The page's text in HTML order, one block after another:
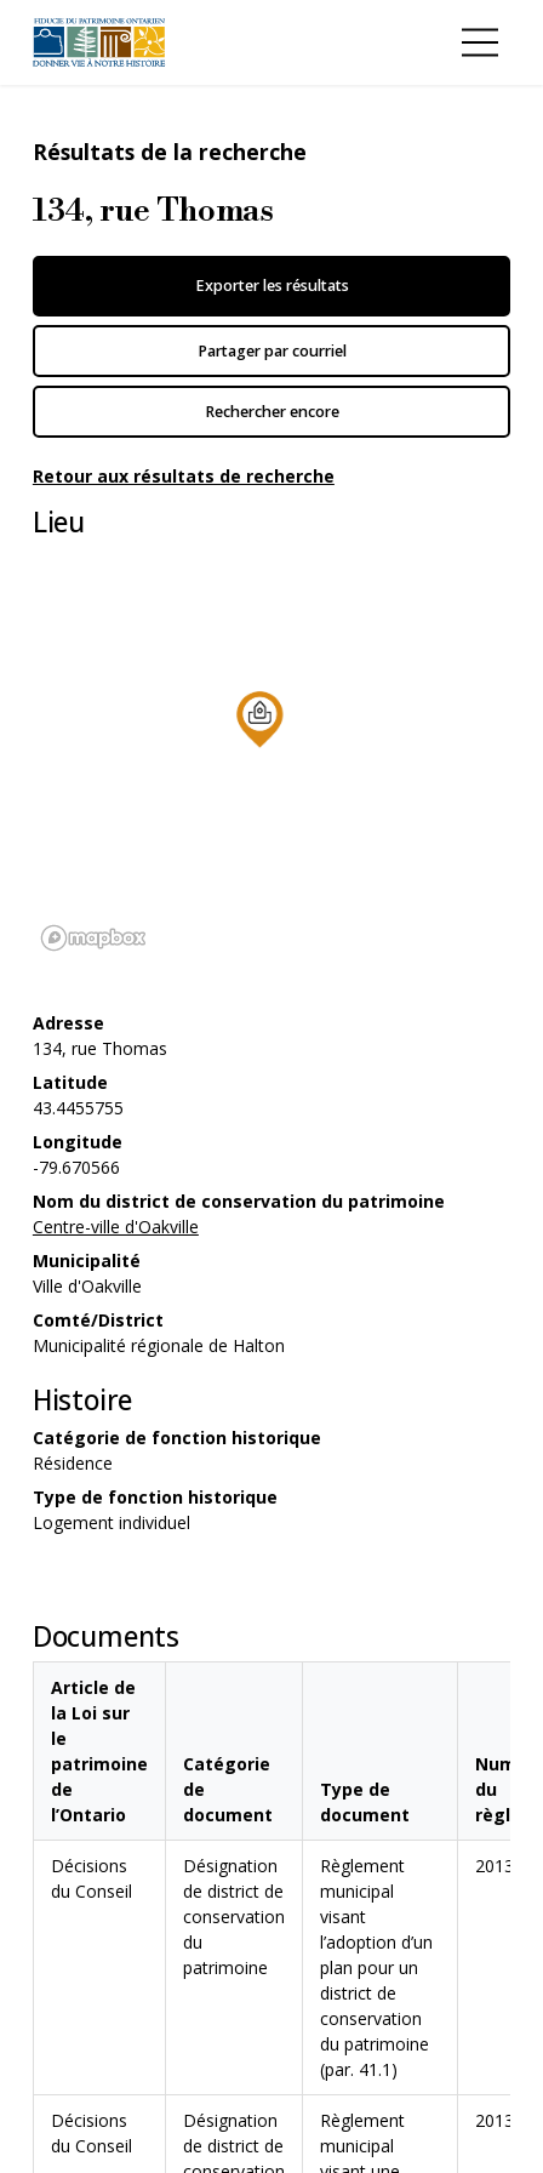
Résultats de la recherche
134, rue Thomas
Exporter les résultats
Partager par courriel
Rechercher encore
Retour aux résultats de recherche
Lieu
Adresse
134, rue Thomas
Latitude
43.4455755
Longitude
-79.670566
Nom du district de conservation du patrimoine
Centre-ville d'Oakville
Municipalité
Ville d'Oakville
Comté/District
Municipalité régionale de Halton
Histoire
Catégorie de fonction historique
Résidence
Type de fonction historique
Logement individuel
Documents
Article de
la Loi sur
le
patrimoine
de
l’Ontario
Catégorie
de
document
Type de
document
du
Décisions
du Conseil
Désignation
de district de
conservation
du
patrimoine
Règlement
municipal
visant
l’adoption d’un
plan pour un
district de
conservation
du patrimoine
(par. 41.1)
2013-
Décisions
du Conseil
Désignation
de district de
Règlement
municipal
2013-